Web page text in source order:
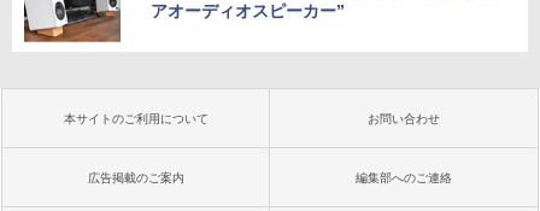
アオーディオスピーカー”
本サイトのご利用について お問い合わせ
広告掲載のご案内 編集部へのご連絡